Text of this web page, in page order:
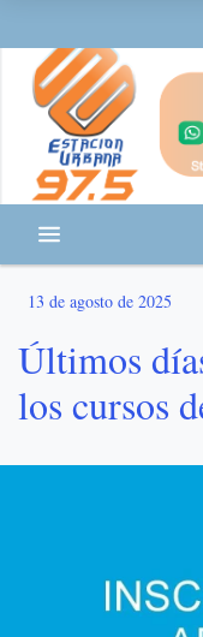
13 de agosto de 2025
Últimos
los cursos